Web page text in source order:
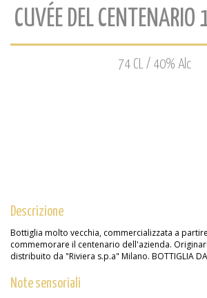
CUVÉE DEL
74 CL / 40% Alc
Descrizione
Bottiglia molto vecchia, commercializzata a
commemorare il centenario dell'azienda.
distribuito da "Riviera s.p.a" Milano. BOTTIGLIA DA
Note sensoriali